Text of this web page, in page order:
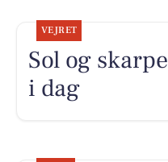
VEJRET
Sol og
i dag